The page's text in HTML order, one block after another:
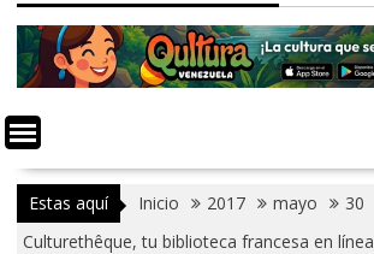
Estas aquí Inicio 2017 mayo
30
Culturethêque, tu biblioteca francesa en línea